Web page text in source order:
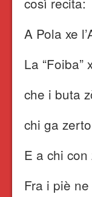
A Pola xe
La “Foiba”
che i buta
chi ga
E a chi
Fra i piè